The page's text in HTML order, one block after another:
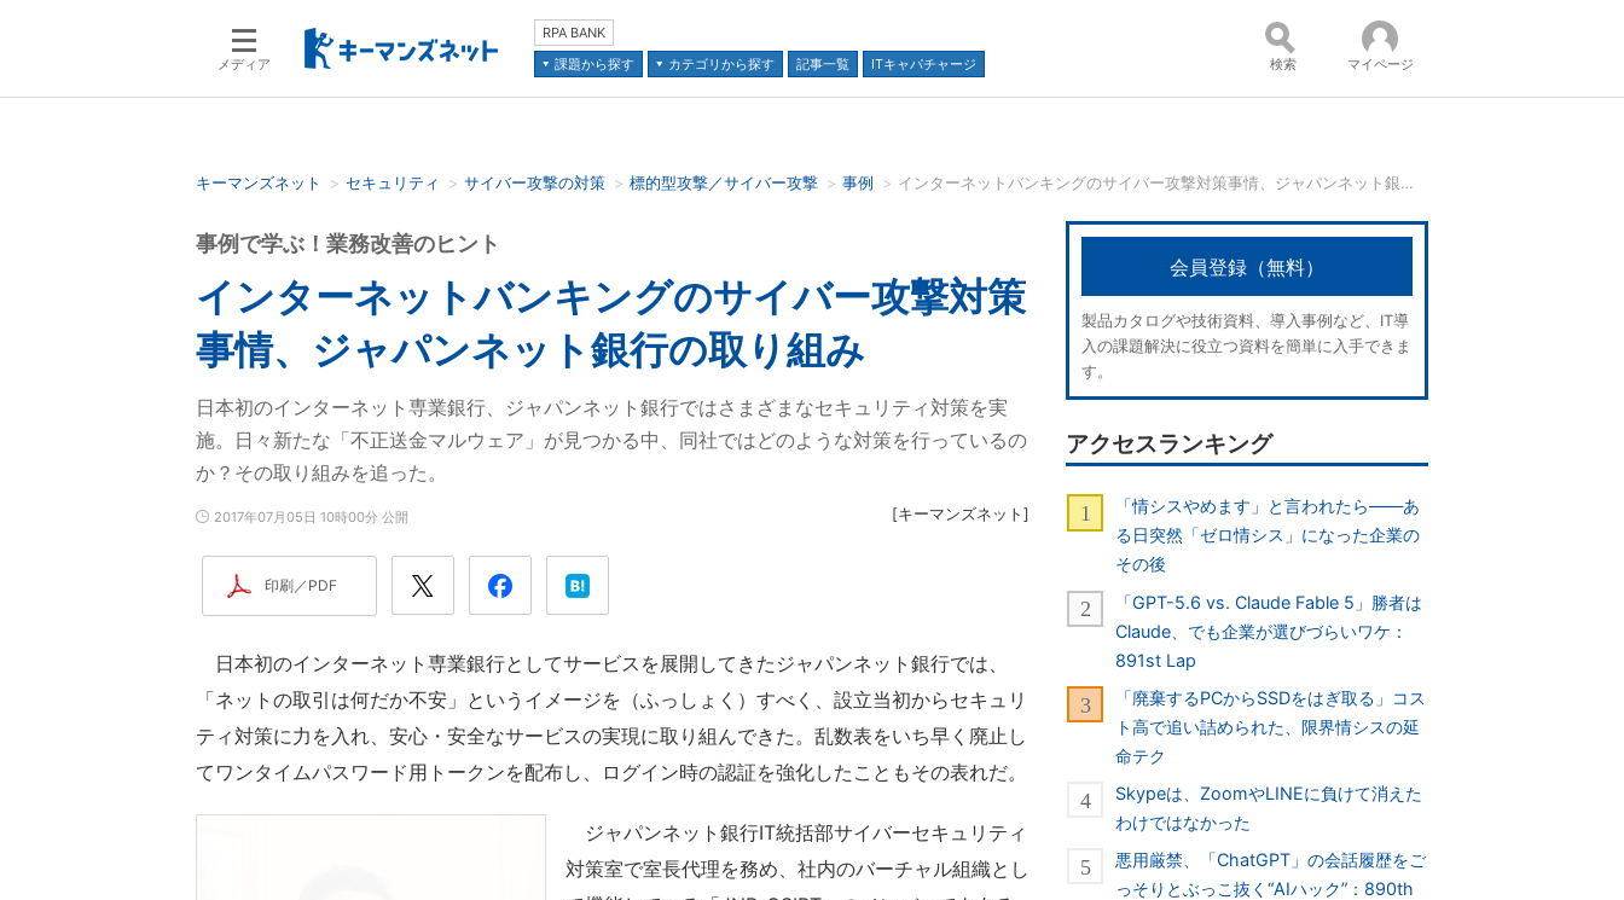
メディア
RPA BANK
課題から探す
カテゴリから探す 記事一覧 ITキャパチャージ
検索語を入力してください コンテンツ：
並び順：
検索 マイページ
キーマンズネット セキュリティ サイバー攻撃の対策 標的型攻撃／サイバー攻撃 事例 インターネットバンキングのサイバー攻撃対策事情、ジャパンネット銀行の取り組み：事例で学ぶ！業務改善のヒント
インターネットバンキングのサイバー攻撃対策
事情、ジャパンネット銀行の取り組み
事例で学ぶ！業務改善のヒント
日本初のインターネット専業銀行、ジャパンネット銀行ではさまざまなセキュリティ対策を実
施。日々新たな「不正送金マルウェア」が見つかる中、同社ではどのような対策を行っているの
か？その取り組みを追った。
2017年07月05日 10時00分 公開 [キーマンズネット ]
印刷／PDF
日本初のインターネット専業銀行としてサービスを展開してきたジャパンネット銀行では、
「ネットの取引は何だか不安」というイメージを（ふっしょく）すべく、設立当初からセキュリ
ティ対策に力を入れ、安心・安全なサービスの実現に取り組んできた。乱数表をいち早く廃止し
てワンタイムパスワード用トークンを配布し、ログイン時の認証を強化したこともその表れだ。
ジャパンネット銀行IT統括部サイバーセキュリティ
対策室で室長代理を務め、社内のバーチャル組織とし
会員登録（無料）
製品カタログや技術資料、導入事例など、IT導
入の課題解決に役立つ資料を簡単に入手できま
す。
アクセスランキング
「情シスやめます」と言われたら――あ
る日突然「ゼロ情シス」になった企業の
その後
「GPT-5.6 vs. Claude Fable 5」勝者は
Claude、でも企業が選びづらいワケ：
891st Lap
「廃棄するPCからSSDをはぎ取る」コス
ト高で追い詰められた、限界情シスの延
命テク
Skypeは、ZoomやLINEに負けて消えた
わけではなかった
悪用厳禁、「ChatGPT」の会話履歴をご
っそりとぶっこ抜く“AIハック”：890th